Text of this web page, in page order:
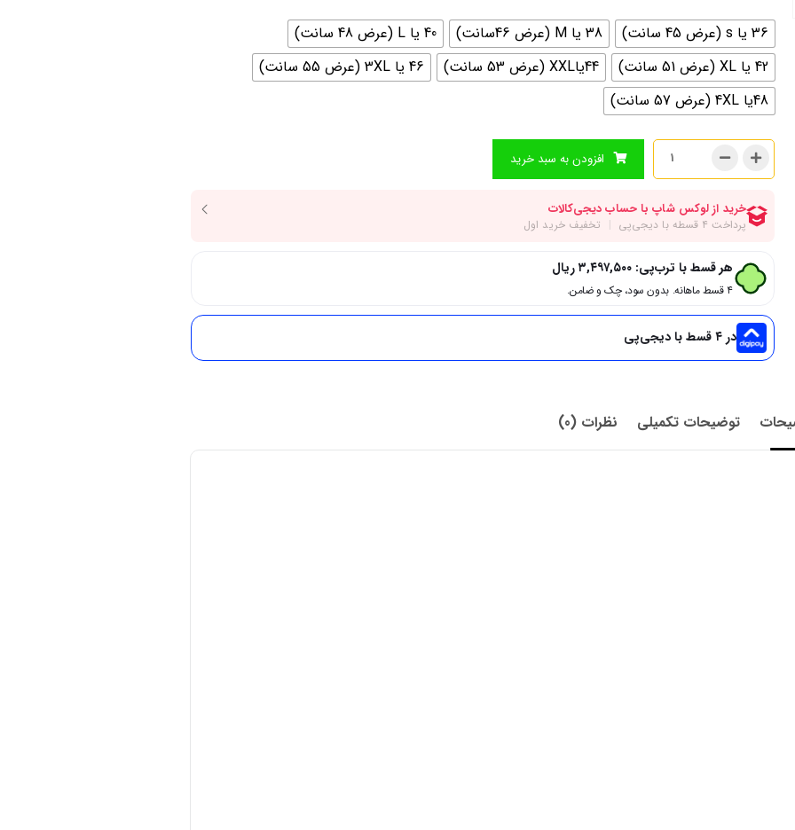
36 یا s (عرض 45 سانت) 38 یا M (عرض 46سانت)
40 یا L (عرض 48 سانت)
42 یا XL (عرض 51 سانت)
44یاXXL (عرض 53 سانت)
46 یا 3XL (عرض 55 سانت)
48یا 4XL (عرض 57 سانت)
افزودن به سبد خرید
هر قسط با ترب‌پی: ۳,۴۹۷,۵۰۰ریال
۴ قسط ماهانه. بدون سود، چک و ضامن.
در ۴ قسط با دیجی‌پی
توضیحات تکمیلی نظرات (0)